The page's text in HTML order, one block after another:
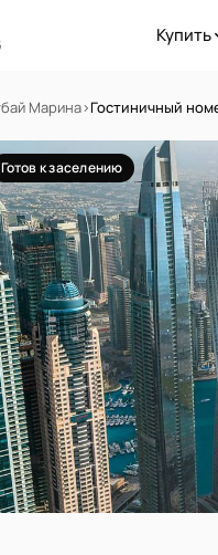
Купить
Марина›Гостиничный
Готов к заселению